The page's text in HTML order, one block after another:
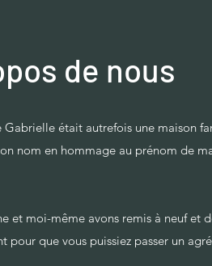
de nous
Gabrielle était autrefois une maison
nom en hommage au prénom de
et moi-même avons remis à neuf et
pour que vous puissiez passer un